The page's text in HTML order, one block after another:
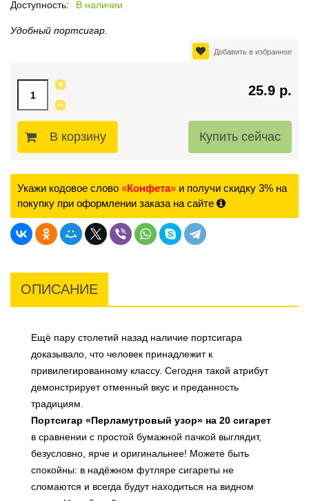
Доступность:
В наличии
Удобный портсигар.
Добавить в избранное
25.9 р.
В корзину
Укажи кодовое слово «Конфета» и получи скидку 3% на
покупку при оформлении заказа на сайте
ОПИСАНИЕ
Ещё пару столетий назад наличие портсигара
доказывало, что человек принадлежит к
привилегированному классу. Сегодня такой атрибут
демонстрирует отменный вкус и преданность
традициям.
Портсигар «Перламутровый узор» на 20 сигарет
в сравнении с простой бумажной пачкой выглядит,
безусловно, ярче и оригинальнее! Можете быть
спокойны: в надёжном футляре сигареты не
сломаются и всегда будут находиться на видном